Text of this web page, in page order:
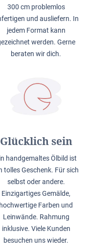
300 cm problemlos
und ausliefern. In
jedem Format kann
werden. Gerne
beraten wir dich.
Glücklich sein
handgemaltes Ölbild ist
tolles Geschenk. Für sich
selbst oder andere.
Einzigartiges Gemälde,
hochwertige Farben und
Leinwände. Rahmung
inklusive. Viele Kunden
besuchen uns wieder.